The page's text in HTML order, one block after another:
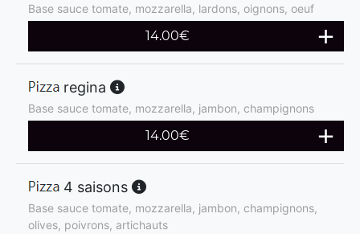
Base sauce tomate, mozzarella, lardons, oignons, oeuf
14.00€
regina
Base sauce tomate, mozzarella, jambon, champignons
14.00€
4 saisons
Base sauce tomate, mozzarella, jambon, champignons,
olives, poivrons, artichauts